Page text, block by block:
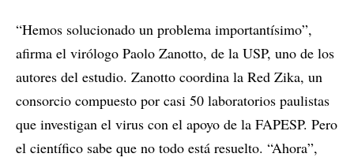
“Hemos solucionado un problema importantísimo”,
afirma el virólogo Paolo Zanotto, de la USP, uno de los
autores del estudio. Zanotto coordina la Red Zika, un
consorcio compuesto por casi 50 laboratorios paulistas
que investigan el virus con el apoyo de la FAPESP. Pero
el científico sabe que no todo está resuelto. “Ahora”,